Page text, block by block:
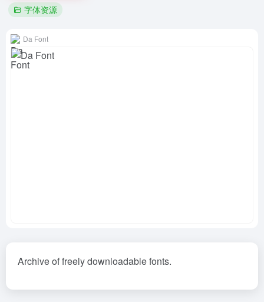
字体资源
Da Font
Archive of freely downloadable fonts.